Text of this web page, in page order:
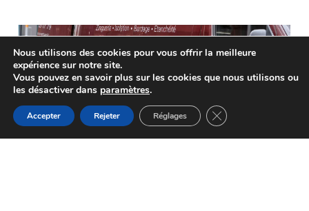
Vous souhaitez obtenir des
conseils personnalisés ou
un devis gratuit ?
Nous utilisons des cookies pour vous offrir la meilleure
expérience sur notre site.
Vous pouvez en savoir plus sur les cookies que nous utilisons ou
les désactiver dans paramètres.
Accepter Rejeter Réglages Fermer la bannière